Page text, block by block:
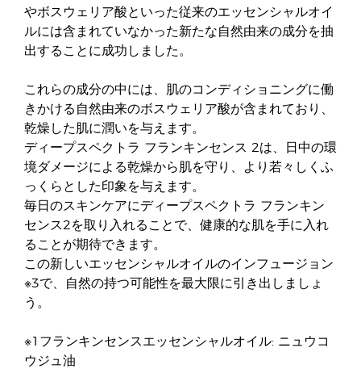
やボスウェリア酸といった従来のエッセンシャルオイ
ルには含まれていなかった新たな自然由来の成分を抽
出することに成功しました。
これらの成分の中には、肌のコンディショニングに働
きかける自然由来のボスウェリア酸が含まれており、
乾燥した肌に潤いを与えます。
ディープスペクトラ フランキンセンス 2は、日中の環
境ダメージによる乾燥から肌を守り、より若々しくふ
っくらとした印象を与えます。
毎日のスキンケアにディープスペクトラ フランキン
センス2を取り入れることで、健康的な肌を手に入れ
ることが期待できます。
この新しいエッセンシャルオイルのインフュージョン
※3で、自然の持つ可能性を最大限に引き出しましょ
う。
※1フランキンセンスエッセンシャルオイル: ニュウコ
ウジュ油